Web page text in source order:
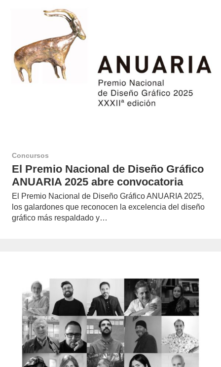
Concursos
El Premio Nacional de Diseño Gráfico
ANUARIA 2025 abre convocatoria
El Premio Nacional de Diseño Gráfico ANUARIA 2025,
los galardones que reconocen la excelencia del diseño
gráfico más respaldado y…